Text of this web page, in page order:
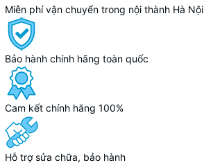
Miễn phí vận chuyển trong nội thành Hà Nội
Bảo hành chính hãng toàn quốc
Cam kết chính hãng 100%
Hỗ trợ sửa chữa, bảo hành